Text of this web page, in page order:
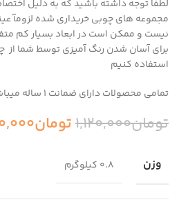
لطفا توجه داشته باشید که به دلیل
مجموعه های چوبی خریداری شده لزومآ
نیست و ممکن است در ابعاد بسیار کم
برای آسان شدن رنگ آمیزی توسط شما
استفاده کنیم
تمامی محصولات دارای ضمانت ۱ ساله میباشد
تومان1,120,000تومان
وزن 0.8 کیلوگرم